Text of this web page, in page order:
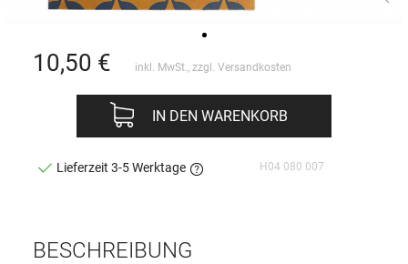
BESCHREIBUNG
10,50 € inkl. MwSt., zzgl. Versandkosten
IN DEN WARENKORB
Lieferzeit 3-5 Werktage H04 080 007